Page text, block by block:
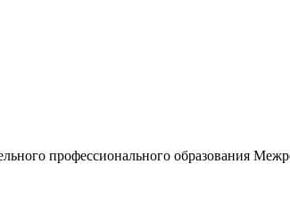
профессионального образования